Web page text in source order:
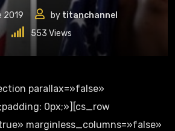
2019 by titanchannel
553 Views
0px;»][cs_row
marginless_columns=»false»